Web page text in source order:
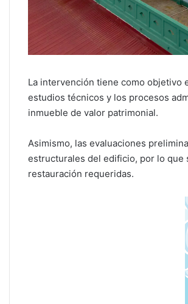
La intervención tiene como objetivo
estudios técnicos y los procesos
inmueble de valor patrimonial.
Asimismo, las evaluaciones
estructurales del edificio, por lo que
restauración requeridas.